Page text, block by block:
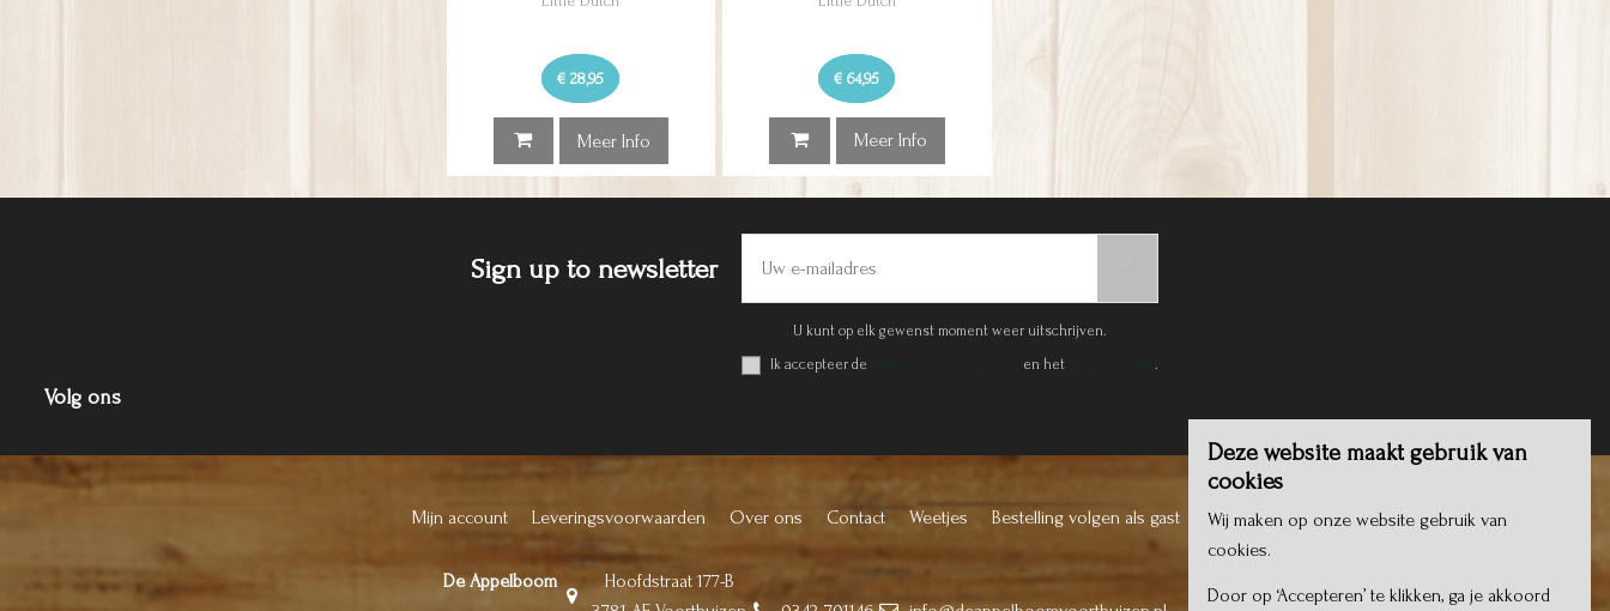
€ 28,95
Meer Info
€ 64,95
Meer Info
Sign up to newsletter
U kunt op elk gewenst moment weer uitschrijven.
Ik accepteer de
en het .
Volg ons
Mijn account Leveringsvoorwaarden Over ons Contact Weetjes Bestelling volgen als gast
De Appelboom
Hoofdstraat 177-B
Deze website maakt gebruik van
cookies
Wij maken op onze website gebruik van
cookies.
Door op ‘Accepteren’ te klikken, ga je akkoord